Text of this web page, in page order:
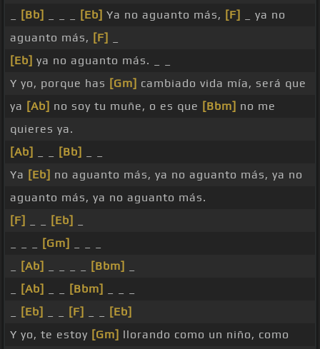
[Bb] [Eb] Ya no aguanto más, [F]
_ ya no
aguanto más, [F]
[Eb] ya no aguanto más. _ _
Y yo, porque has [Gm] cambiado vida mía, será que
ya [Ab] no soy tu muñe, o es que [Bbm] no me
quieres ya.
[Ab]
[Bb]
Ya [Eb] no aguanto más, ya no aguanto más, ya no
aguanto más, ya no aguanto más.
[F]
[Eb]
[Gm]
[Ab] [Bbm]
[Ab] [Bbm]
[Eb] [F]
[Eb]
Y yo, te estoy [Gm] llorando como un niño, como